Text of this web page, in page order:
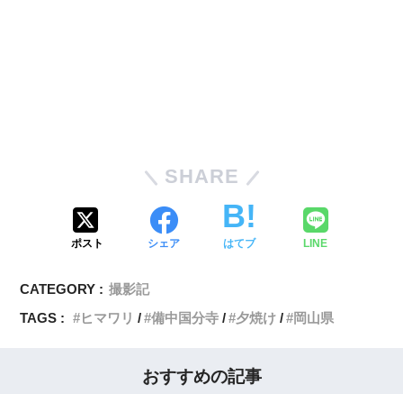
SHARE
ポスト シェア はてブ LINE
CATEGORY : 撮影記
TAGS :
ヒマワリ 備中国分寺 夕焼け 岡山県
おすすめの記事